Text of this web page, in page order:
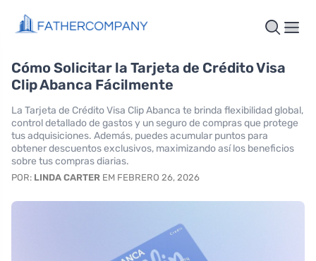
Cómo Solicitar la Tarjeta de Crédito Visa
Clip Abanca Fácilmente
La Tarjeta de Crédito Visa Clip Abanca te brinda flexibilidad global,
control detallado de gastos y un seguro de compras que protege
tus adquisiciones. Además, puedes acumular puntos para
obtener descuentos exclusivos, maximizando así los beneficios
sobre tus compras diarias.
POR: LINDA CARTER EM FEBRERO 26, 2026